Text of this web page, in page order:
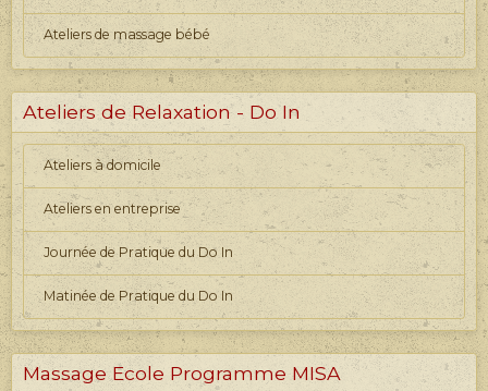
Ateliers de massage bébé
Ateliers de Relaxation - Do In
Ateliers à domicile
Ateliers en entreprise
Journée de Pratique du Do In
Matinée de Pratique du Do In
Massage Ecole Programme MISA